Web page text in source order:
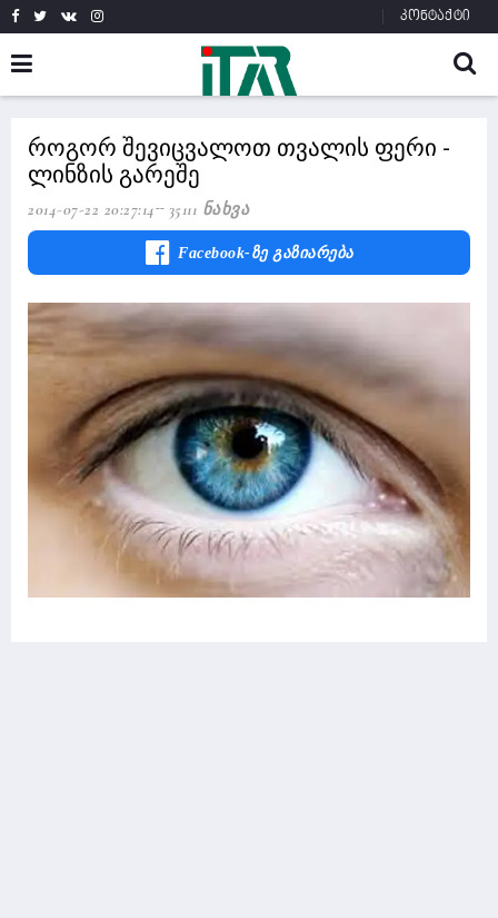
კონტაქტი
როგორ შევიცვალოთ თვალის ფერი -
ლინზის გარეშე
2014-07-22 20:27:14 35111 Ნახვა
Facebook-Ზე Გაზიარება